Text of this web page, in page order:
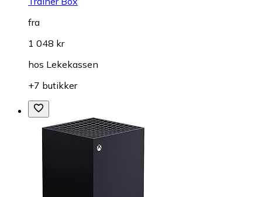
fra
1 048 kr
hos Lekekassen
+7 butikker